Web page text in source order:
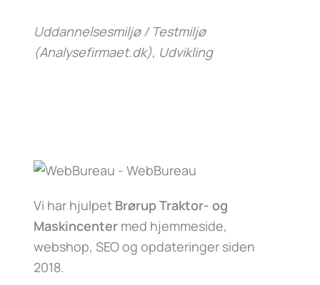
Uddannelsesmiljø / Testmiljø
(Analysefirmaet.dk), Udvikling
Vi har hjulpet Brørup Traktor- og
Maskincenter med hjemmeside,
webshop, SEO og opdateringer siden
2018.